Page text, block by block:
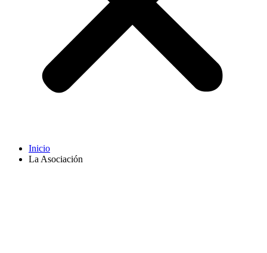
Inicio
La Asociación